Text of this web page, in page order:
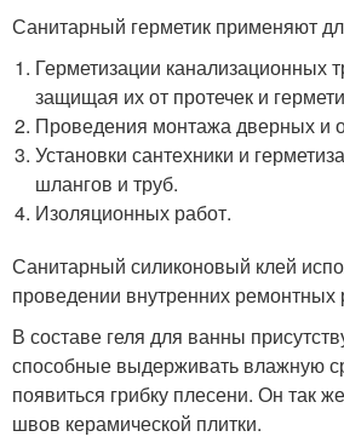
Санитарный герметик применяют
Герметизации канализационных
защищая их от протечек и
Проведения монтажа дверных и
Установки сантехники и
шлангов и труб.
Изоляционных работ.
Санитарный силиконовый клей
проведении внутренних ремонтных
В составе геля для ванны
способные выдерживать влажную
появиться грибку плесени. Он так
швов керамической плитки.